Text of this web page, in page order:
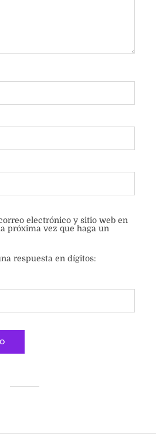
electrónico y sitio web en
próxima vez que haga un
respuesta en dígitos: